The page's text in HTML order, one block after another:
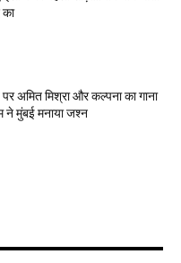
का
पर अमित मिश्रा और कल्पना का गाना
ने मुंबई मनाया जश्न